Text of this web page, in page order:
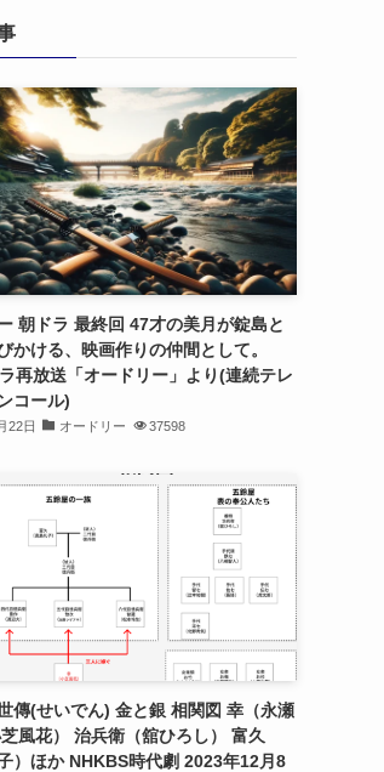
朝ドラ 最終回 47才の美月が錠島と
かける、映画作りの仲間として。
再放送「オードリー」より(連続テレ
コール)
22日 オードリー 37598
傳(せいでん) 金と銀 相関図 幸（永瀬
風花） 治兵衛（舘ひろし） 富久
子）ほか NHKBS時代劇 2023年12月8